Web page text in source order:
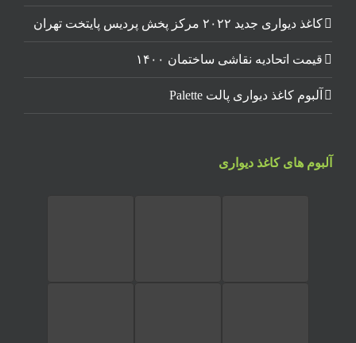
کاغذ دیواری جدید ۲۰۲۲ مرکز پخش پردیس پایتخت تهران
قیمت اتحادیه نقاشی ساختمان ۱۴۰۰
آلبوم کاغذ دیواری پالت Palette
آلبوم های کاغذ دیواری